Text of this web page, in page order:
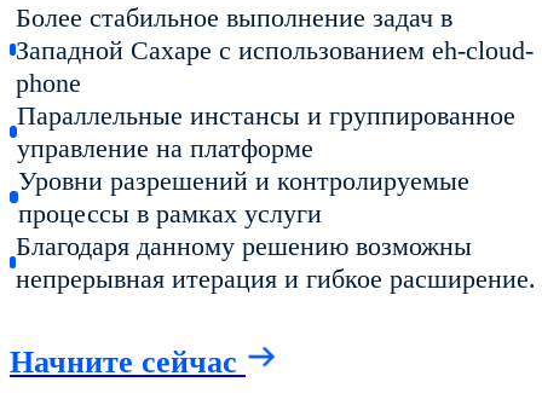
Более стабильное выполнение задач в
Западной Сахаре с использованием eh-cloud-
phone
Параллельные инстансы и группированное
управление на платформе
Уровни разрешений и контролируемые
процессы в рамках услуги
Благодаря данному решению возможны
непрерывная итерация и гибкое расширение.
Начните сейчас